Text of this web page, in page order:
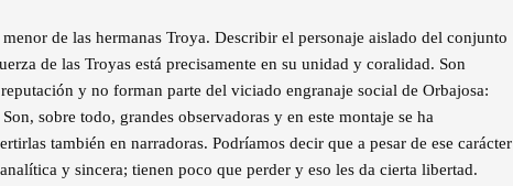
de las hermanas Troya. Describir el personaje aislado del conjunto
de las Troyas está precisamente en su unidad y coralidad. Son
y no forman parte del viciado engranaje social de Orbajosa:
sobre todo, grandes observadoras y en este montaje se ha
también en narradoras. Podríamos decir que a pesar de ese carácter
y sincera; tienen poco que perder y eso les da cierta libertad.